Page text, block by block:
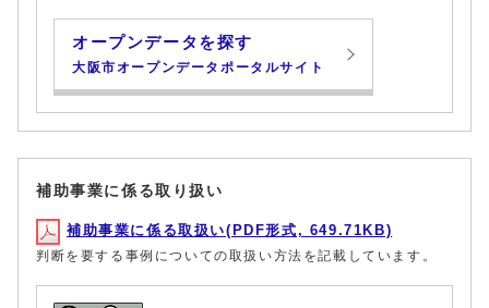
オープンデータを探す
大阪市オープンデータポータルサイト
補助事業に係る取り扱い
補助事業に係る取扱い(PDF形式, 649.71KB)
判断を要する事例についての取扱い方法を記載しています。